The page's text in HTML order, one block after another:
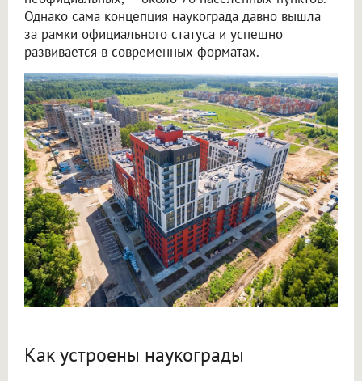
Однако сама концепция наукограда давно вышла
за рамки официального статуса и успешно
развивается в современных форматах.
Как устроены наукограды